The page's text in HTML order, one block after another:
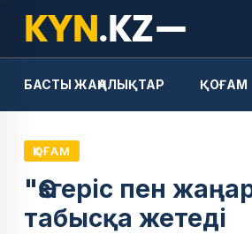
БАСТЫ ЖАҢАЛЫҚТАР ҚОҒАМ
ҚОҒАМ
"Өзгеріс пен
табысқа жетеді